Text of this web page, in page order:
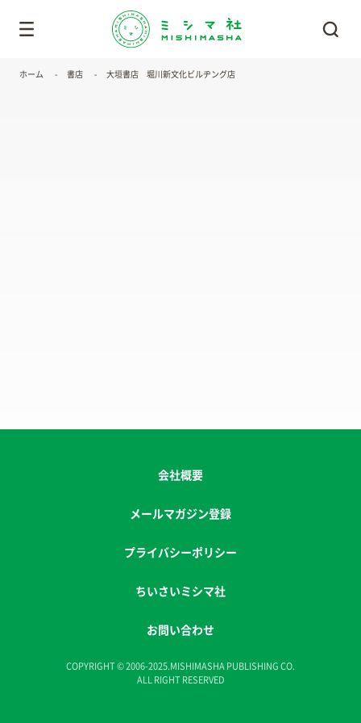
ホーム 書店 大垣書店 堀川新文化ビルヂング店
会社概要
メールマガジン登録
プライバシーポリシー
ちいさいミシマ社
お問い合わせ
COPYRIGHT © 2006-2025.MISHIMASHA PUBLISHING CO.
ALL RIGHT RESERVED